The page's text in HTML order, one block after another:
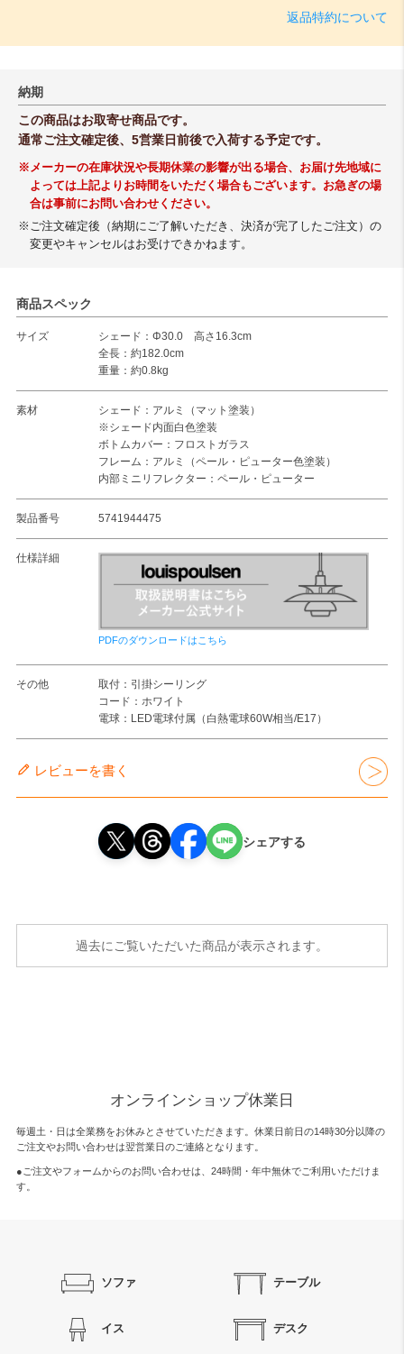
返品特約について
納期
この商品はお取寄せ商品です。
通常ご注文確定後、5営業日前後で入荷する予定です。
※メーカーの在庫状況や長期休業の影響が出る場合、お届け先地域に
よっては上記よりお時間をいただく場合もございます。お急ぎの場
合は事前にお問い合わせください。
※ご注文確定後（納期にご了解いただき、決済が完了したご注文）の
変更やキャンセルはお受けできかねます。
商品スペック
サイズ
シェード：Φ30.0 高さ16.3cm
全長：約182.0cm
重量：約0.8kg
素材
シェード：アルミ（マット塗装）
※シェード内面白色塗装
ボトムカバー：フロストガラス
フレーム：アルミ（ペール・ピューター色塗装）
内部ミニリフレクター：ペール・ピューター
製品番号 5741944475
仕様詳細
PDFのダウンロードはこちら
その他
取付：引掛シーリング
コード：ホワイト
電球：LED電球付属（白熱電球60W相当/E17）
レビューを書く
シェアする
過去にご覧いただいた商品が表示されます。
オンラインショップ休業日
毎週土・日は全業務をお休みとさせていただきます。休業日前日の14時30分以降の
ご注文やお問い合わせは翌営業日のご連絡となります。
●ご注文やフォームからのお問い合わせは、 24時間・年中無休でご利用いただけま
す。
ソファ テーブル
イス デスク